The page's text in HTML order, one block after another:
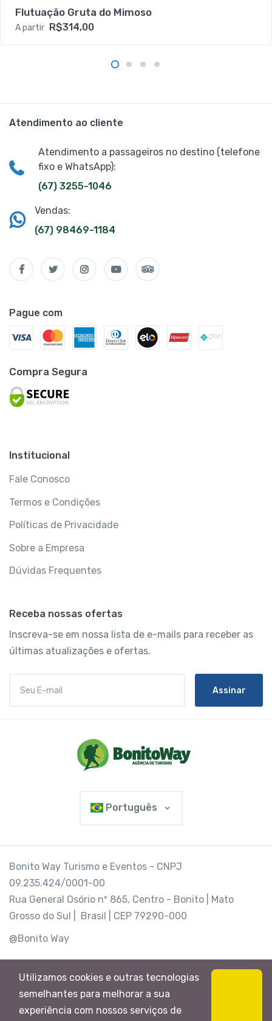
Flutuação Gruta do Mimoso
A partir R$314,00
Atendimento ao cliente
Atendimento a passageiros no destino (telefone
fixo e WhatsApp):
(67) 3255-1046
Vendas:
(67) 98469-1184
Pague com
Compra Segura
Institucional
Fale Conosco
Termos e Condições
Políticas de Privacidade
Sobre a Empresa
Dúvidas Frequentes
Receba nossas ofertas
Inscreva-se em nossa lista de e-mails para receber as
últimas atualizações e ofertas.
Assinar
Português
Bonito Way Turismo e Eventos - CNPJ
09.235.424/0001-00
Rua General Osório nº 865, Centro - Bonito | Mato
Grosso do Sul | Brasil | CEP 79290-000
@Bonito Way
Utilizamos cookies e outras tecnologias
semelhantes para melhorar a sua
experiência com nossos serviços de